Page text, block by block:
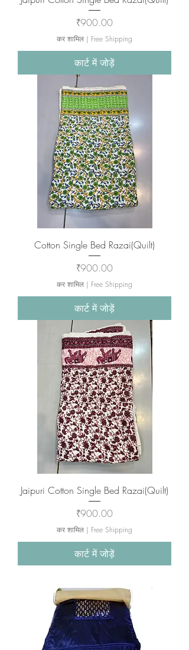
मूल्य
₹900.00
कर शामिल | Free Shipping
कार्ट में जोड़ें
Cotton Single Bed Razai(Quilt)
मूल्य
₹900.00
कर शामिल | Free Shipping
कार्ट में जोड़ें
Jaipuri Cotton Single Bed Razai(Quilt)
मूल्य
₹900.00
कर शामिल | Free Shipping
कार्ट में जोड़ें